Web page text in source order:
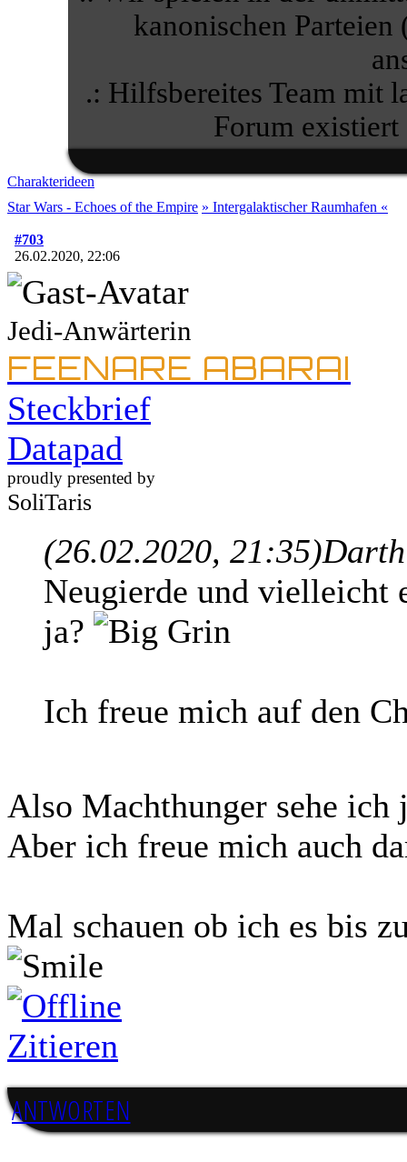
kanonischen
.: Hilfsbereites Team mit
Forum existiert
Charakterideen
Star Wars - Echoes of the Empire » Intergalaktischer Raumhafen «
#703
26.02.2020, 22:06
Jedi-Anwärterin
FEENARE ABARAI
Steckbrief
Datapad
proudly presented by
SoliTaris
(26.02.2020, 21:35)
Neugierde und vielleicht
ja?
Ich freue mich auf den
Also Machthunger sehe
Aber ich freue mich auch
Mal schauen ob ich es bis
Zitieren
ANTWORTEN